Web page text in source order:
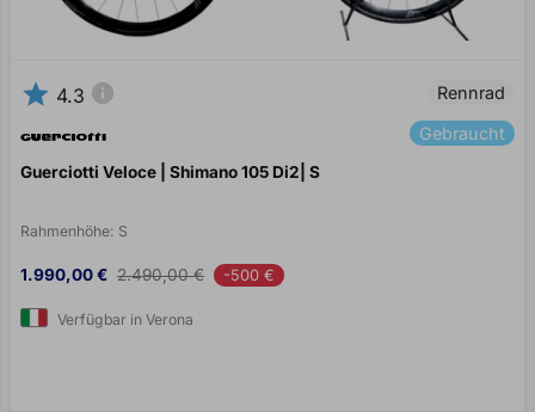
star 4.3 info
Rennrad
Gebraucht
Guerciotti Veloce | Shimano 105 Di2| S
Rahmenhöhe: S
Preis
1.990,00 € Verkaufspreis
2.490,00 € -500 €
Verfügbar in Verona